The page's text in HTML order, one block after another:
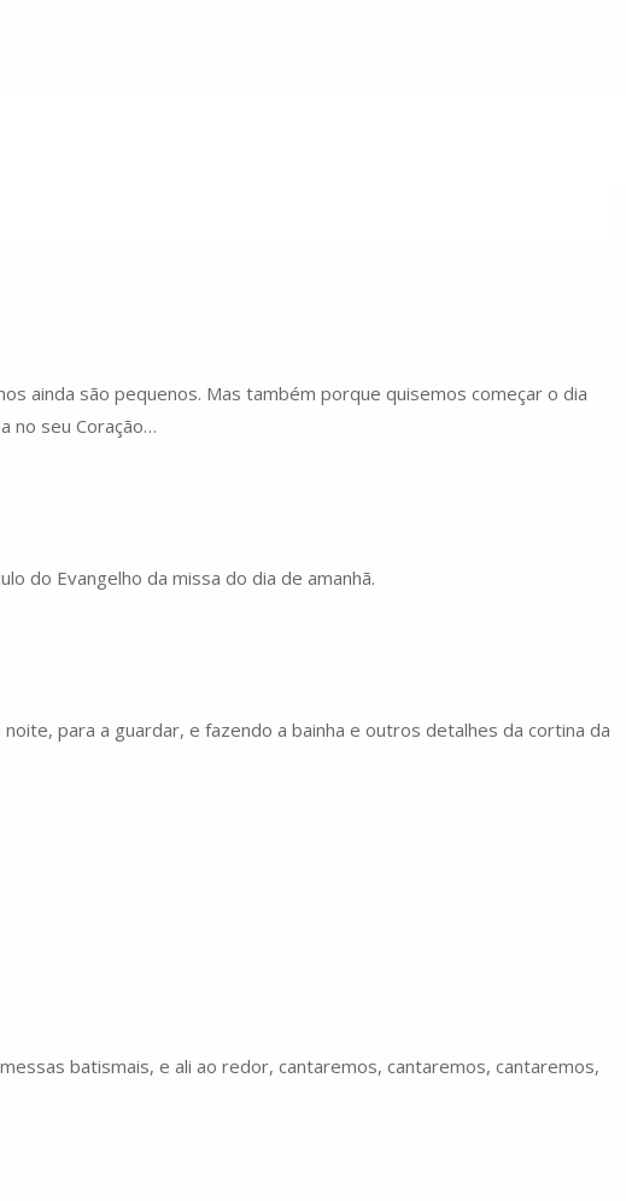
ainda são pequenos. Mas também porque quisemos começar o dia
no seu Coração…
do Evangelho da missa do dia de amanhã.
para a guardar, e fazendo a bainha e outros detalhes da cortina da
batismais, e ali ao redor, cantaremos, cantaremos, cantaremos,